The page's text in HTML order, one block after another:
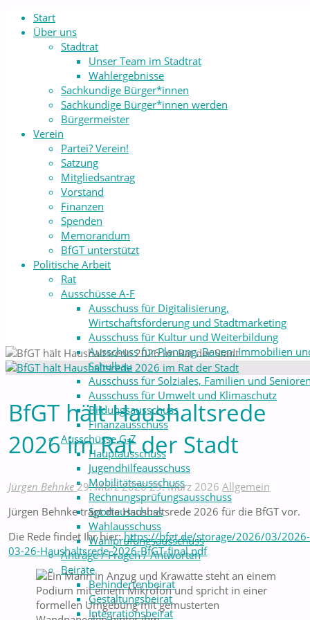
Start
Über uns
Stadtrat
Unser Team im Stadtrat
Wahlergebnisse
Sachkundige Bürger*innen
Sachkundige Bürger*innen werden
Bürgermeister
Verein
Partei? Verein!
Satzung
Mitgliedsantrag
Vorstand
Finanzen
Spenden
Memorandum
BfGT unterstützt
Politische Arbeit
Rat
Ausschüsse A-F
Ausschuss für Digitalisierung,
Wirtschaftsförderung und Stadtmarketing
Ausschuss für Kultur und Weiterbildung
Ausschuss für Planung, Bauen, Immobilien
Schulbau
Ausschuss für Solziales, Familien und
Ausschuss für Umwelt und Klimaschutz
Bildungsausschuss
Finanzausschuss
Ausschüsse G-Z
Hauptausschuss
Jugendhilfeausschuss
Mobilitätsausschuss
Rechnungsprüfungsausschuss
Sportausschuss
Wahlausschuss
Wahlprüfungsausschuss
Anträge / Fragen / Antworten
Beiräte
Behindertenbeirat
Gestaltungsbeirat
Integrationsbeirat
BfGT hält Haushaltsrede
2026 im Rat der Stadt
Jürgen Behnke 29. März 202629. März 2026 Allgemein
Jürgen Behnke trägt die Haushaltsrede 2026 für die BfGT vor.
Die Rede findet Ihr hier:https://bfgt.de/storage/2026/03/2026-
03-26-Haushaltsrede-2026-BfGT-final.pdf